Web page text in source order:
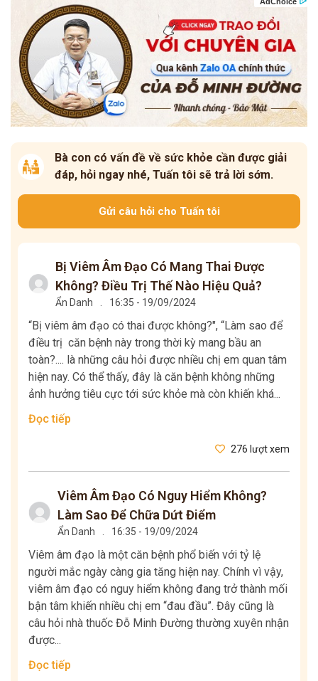
Bà con có vấn đề về sức khỏe cần được giải
đáp, hỏi ngay nhé, Tuấn tôi sẽ trả lời sớm.
Gửi câu hỏi cho Tuấn tôi
Bị Viêm Âm Đạo Có Mang Thai Được
Không? Điều Trị Thế Nào Hiệu Quả?
Ẩn Danh . 16:35 - 19/09/2024
“Bị viêm âm đạo có thai được không?", “Làm sao để
điều trị căn bệnh này trong thời kỳ mang bầu an
toàn?.... là những câu hỏi được nhiều chị em quan tâm
hiện nay. Có thể thấy, đây là căn bệnh không những
ảnh hưởng tiêu cực tới sức khỏe mà còn khiến khá...
Đọc tiếp
276 lượt xem
Viêm Âm Đạo Có Nguy Hiểm Không?
Làm Sao Để Chữa Dứt Điểm
Ẩn Danh . 16:35 - 19/09/2024
Viêm âm đạo là một căn bệnh phổ biến với tỷ lệ
người mắc ngày càng gia tăng hiện nay. Chính vì vậy,
viêm âm đạo có nguy hiểm không đang trở thành mối
bận tâm khiến nhiều chị em “đau đầu”. Đây cũng là
câu hỏi nhà thuốc Đỗ Minh Đường thường xuyên nhận
được...
Đọc tiếp